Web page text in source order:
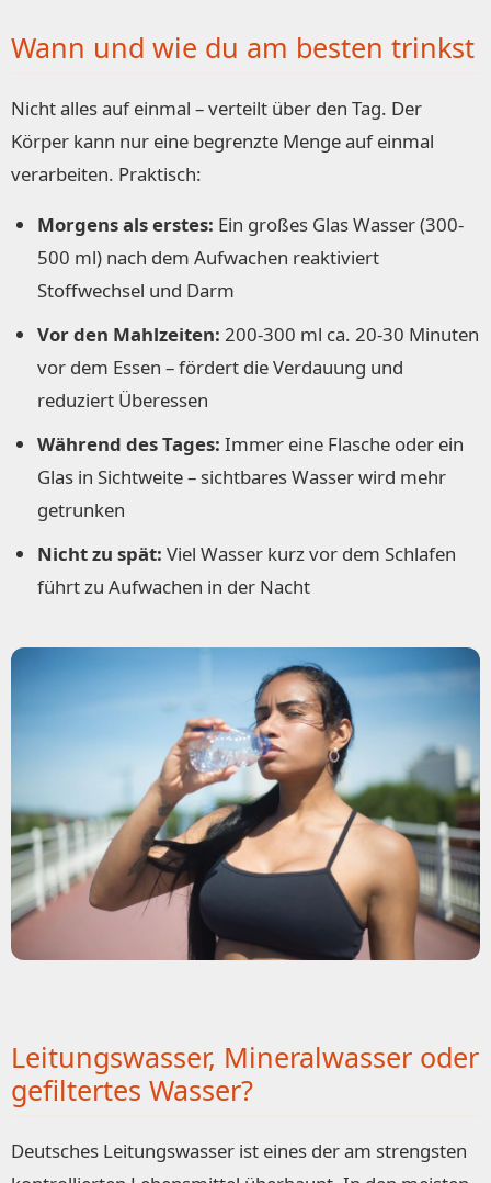
Wann und wie du am besten trinkst
Nicht alles auf einmal – verteilt über den Tag. Der
Körper kann nur eine begrenzte Menge auf einmal
verarbeiten. Praktisch:
Morgens als erstes: Ein großes Glas Wasser (300-
500 ml) nach dem Aufwachen reaktiviert
Stoffwechsel und Darm
Vor den Mahlzeiten: 200-300 ml ca. 20-30 Minuten
vor dem Essen – fördert die Verdauung und
reduziert Überessen
Während des Tages: Immer eine Flasche oder ein
Glas in Sichtweite – sichtbares Wasser wird mehr
getrunken
Nicht zu spät: Viel Wasser kurz vor dem Schlafen
führt zu Aufwachen in der Nacht
Leitungswasser, Mineralwasser oder
gefiltertes Wasser?
Deutsches Leitungswasser ist eines der am strengsten